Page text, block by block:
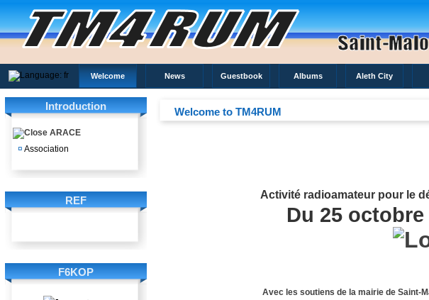
Welcome News Guestbook Albums Aleth City
Introduction
ARACE
¤ Association
REF
F6KOP
Welcome to TM4RUM
Activité radioamateur pour le
Du 25
Avec les soutiens de la mairie de Saint-